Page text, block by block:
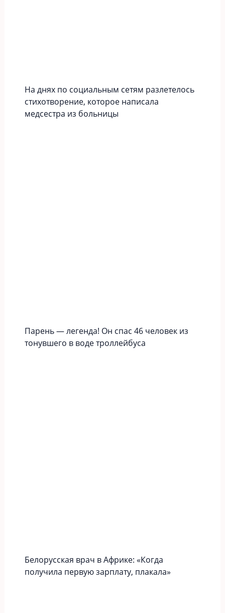
На днях по социальным сетям разлетелось
стихотворение, которое написала
медсестра из больницы
Парень — легенда! Он спас 46 человек из
тонувшего в воде троллейбуса
Белорусская врач в Африке: «Когда
получила первую зарплату, плакала»